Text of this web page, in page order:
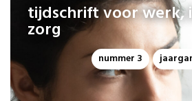
tijdschrift voor werk,
zorg
nummer 3